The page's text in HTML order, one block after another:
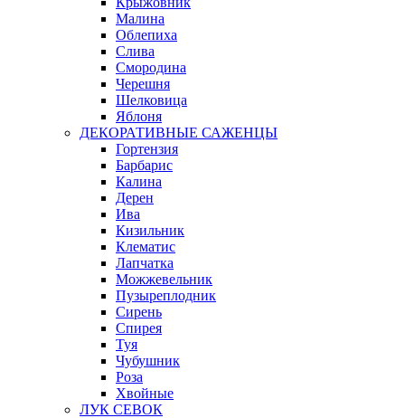
Малина
Облепиха
Слива
Смородина
Черешня
Шелковица
Яблоня
ДЕКОРАТИВНЫЕ САЖЕНЦЫ
Гортензия
Барбарис
Калина
Дерен
Ива
Кизильник
Клематис
Лапчатка
Можжевельник
Пузыреплодник
Сирень
Спирея
Туя
Чубушник
Роза
Хвойные
ЛУК СЕВОК